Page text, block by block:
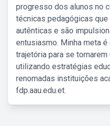
progresso dos alunos no
técnicas pedagógicas
autênticas e são
entusiasmo. Minha meta
trajetória para se
utilizando estratégias
renomadas instituições
fdp.aau.edu.et.